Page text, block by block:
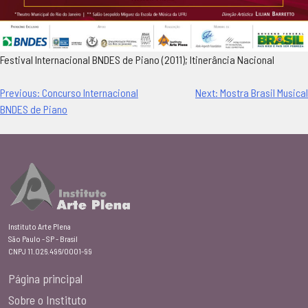
Festival Internacional BNDES de Piano (2011); Itinerância Nacional
Navegação
de
Post
Previous: Concurso Internacional
BNDES de Piano
Next: Mostra Brasil Musical
Instituto Arte Plena
São Paulo - SP - Brasil
CNPJ 11.026.496/0001-99
Página principal
Sobre o Instituto